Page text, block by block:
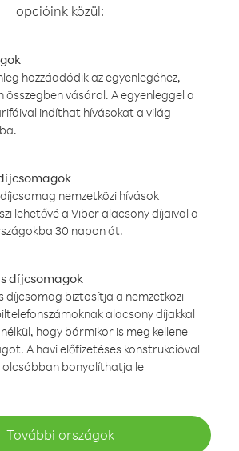
opcióink közül:
hozzáadódik az egyenlegéhez,
összegben vásárol. A egyenleggel a
indíthat hívásokat a világ
nemzetközi hívások
lehetővé a Viber alacsony díjaival a
30 napon át.
díjcsomagok
díjcsomag biztosítja a nemzetközi
alacsony díjakkal
hogy bármikor is meg kellene
A havi előfizetéses konstrukcióval
olcsóbban bonyolíthatja le
További országok